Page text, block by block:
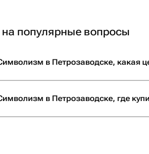
популярные вопросы
в Петрозаводске, какая
в Петрозаводске, где